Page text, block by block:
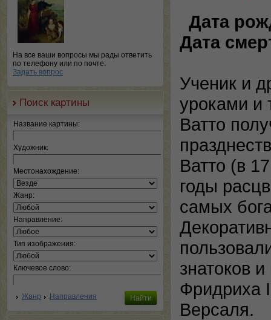
На все ваши вопросы мы рады ответить
по телефону или по почте.
Задать вопрос
Поиск картины
Название картины:
Художник:
Местонахождение:
Жанр:
Направление:
Тип изображения:
Ключевое слово:
Жанр Направления
Дата
Дата
Ученик и
уроками и
Ватто
Ватто (в
годы
самых
знатоков
Фридриха
Версаля.